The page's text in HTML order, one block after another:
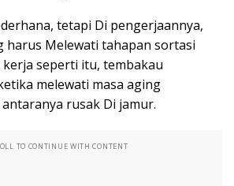
tetapi Di pengerjaannya,
harus Melewati tahapan sortasi
seperti itu, tembakau
melewati masa aging
rusak Di jamur.
TO CONTINUE WITH CONTENT